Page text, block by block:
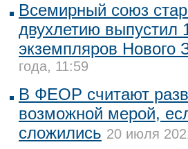
Всемирный союз
двухлетию выпустил
экземпляров Нового
года, 11:59
В ФЕОР считают
возможной мерой,
сложились 20 июля